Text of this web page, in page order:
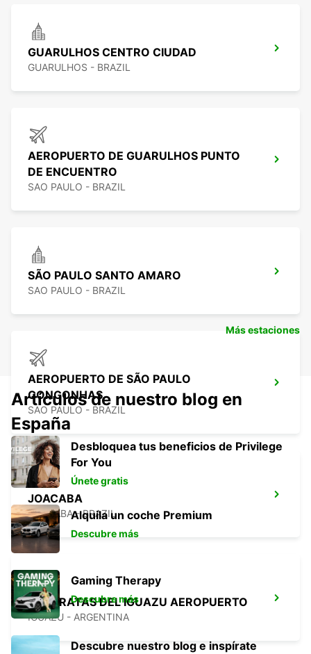
GUARULHOS CENTRO CIUDAD
GUARULHOS - BRAZIL
AEROPUERTO DE GUARULHOS PUNTO
DE ENCUENTRO
SAO PAULO - BRAZIL
SÃO PAULO SANTO AMARO
SAO PAULO - BRAZIL
AEROPUERTO DE SÃO PAULO
CONGONHAS
SAO PAULO - BRAZIL
JOACABA
JOACABA - BRAZIL
CATARATAS DEL IGUAZU AEROPUERTO
IGUAZU - ARGENTINA
Más estaciones
Artículos de nuestro blog en
España
Desbloquea tus beneficios de Privilege
For You
Únete gratis
Alquila un coche Premium
Descubre más
Gaming Therapy
Descubre más
Descubre nuestro blog e inspírate